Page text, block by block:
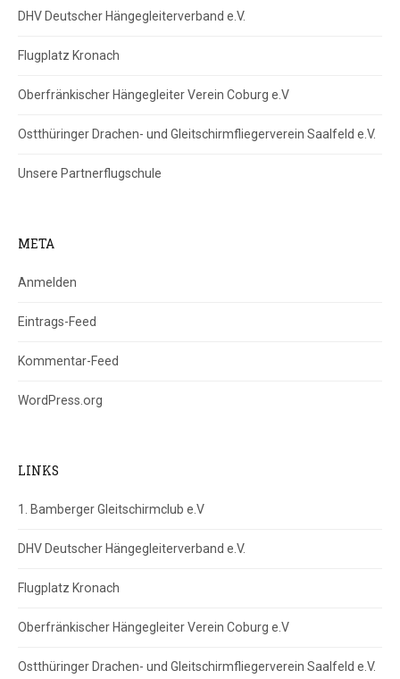
DHV Deutscher Hängegleiterverband e.V.
Flugplatz Kronach
Oberfränkischer Hängegleiter Verein Coburg e.V
Ostthüringer Drachen- und Gleitschirmfliegerverein Saalfeld e.V.
Unsere Partnerflugschule
META
Anmelden
Eintrags-Feed
Kommentar-Feed
WordPress.org
LINKS
1. Bamberger Gleitschirmclub e.V
DHV Deutscher Hängegleiterverband e.V.
Flugplatz Kronach
Oberfränkischer Hängegleiter Verein Coburg e.V
Ostthüringer Drachen- und Gleitschirmfliegerverein Saalfeld e.V.